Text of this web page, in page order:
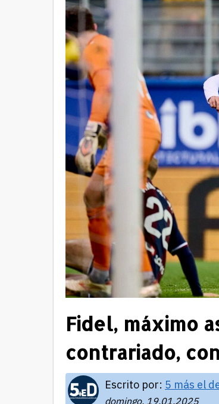
Fidel, máximo
contrariado,
Escrito por: 5 más el
domingo, 19.01.2025